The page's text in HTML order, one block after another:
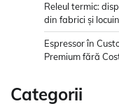
Releul termic:
din fabrici și
Espressor în
Premium fără
Categorii